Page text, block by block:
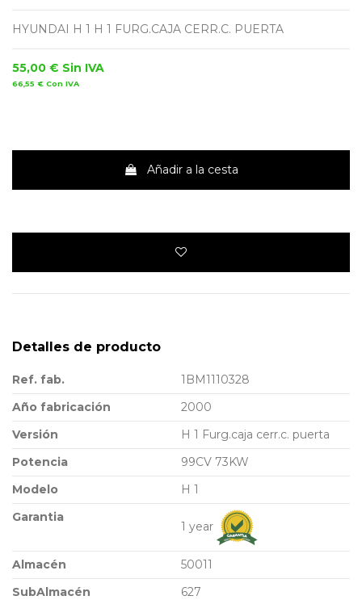
HYUNDAI H 1 H 1 FURG.CAJA CERR.C. PUERTA
55,00 € Sin IVA
66,55 € Con IVA
Añadir a la cesta
Detalles de producto
Ref. fab.
1BM1110328
Año fabricación
2000
Versión
H 1 Furg.caja cerr.c. puerta
Potencia
99CV 73KW
Modelo
H 1
Garantia
1 year
Almacén
50011
SubAlmacén
627